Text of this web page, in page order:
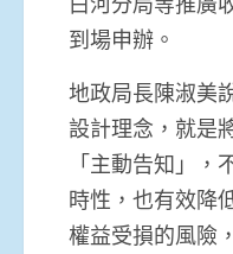
到場申辦。
地政局長陳淑美
設計理念，就是
「主動告知」
時性，也有效降
權益受損的風險